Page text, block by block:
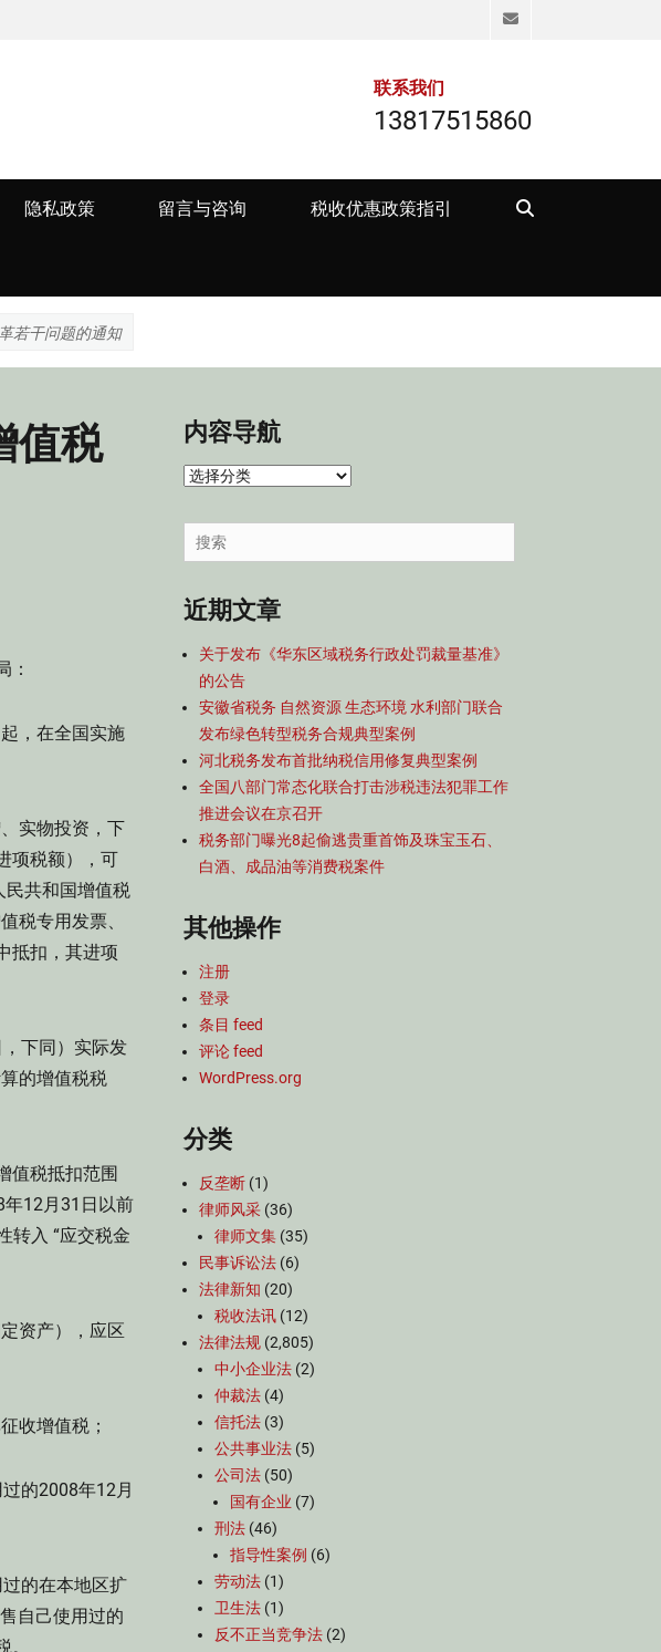
Email
联系我们
13817515860
隐私政策 留言与咨询 税收优惠政策指引
若干问题的通知
值税
：
，在全国实施
实物投资，下
项税额），可
民共和国增值税
税专用发票、
抵扣，其进项
下同）实际发
的增值税税
值税抵扣范围
12月31日以前
转入 “应交税金
资产），应区
收增值税；
的2008年12月
的在本地区扩
自己使用过的
内容导航
内
导
航
Search
for:
近期文章
关于发布《华东区域税务行政处罚裁量基准》
的公告
安徽省税务 自然资源 生态环境 水利部门联合
发布绿色转型税务合规典型案例
河北税务发布首批纳税信用修复典型案例
全国八部门常态化联合打击涉税违法犯罪工作
推进会议在京召开
税务部门曝光8起偷逃贵重首饰及珠宝玉石、
白酒、成品油等消费税案件
其他操作
注册
登录
条目 feed
评论 feed
WordPress.org
分类
反垄断 (1)
律师风采 (36)
律师文集 (35)
民事诉讼法 (6)
法律新知 (20)
税收法讯 (12)
法律法规 (2,805)
中小企业法 (2)
仲裁法 (4)
信托法 (3)
公共事业法 (5)
公司法 (50)
国有企业 (7)
刑法 (46)
指导性案例 (6)
劳动法 (1)
卫生法 (1)
反不正当竞争法 (2)